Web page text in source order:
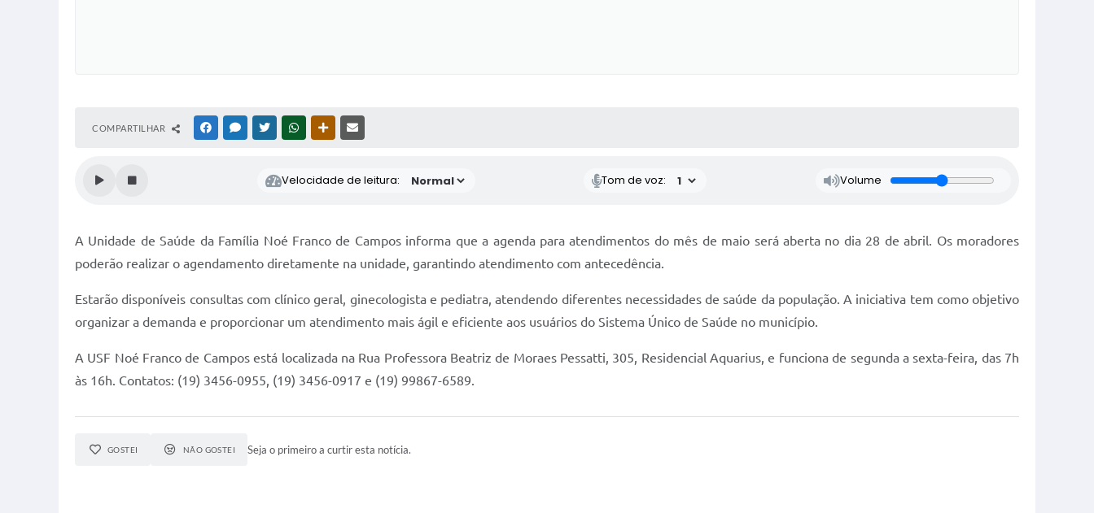
COMPARTILHAR FACEBOOKMESSENGER
TWITTERWHATSAPPOUTRAS MÍDIAS
Velocidade de leitura: Tom de voz: Volume
A Unidade de Saúde da Família Noé Franco de Campos informa que a agenda para atendimentos do mês de maio será aberta no dia 28 de abril. Os moradores
poderão realizar o agendamento diretamente na unidade, garantindo atendimento com antecedência.
Estarão disponíveis consultas com clínico geral, ginecologista e pediatra, atendendo diferentes necessidades de saúde da população. A iniciativa tem como objetivo
organizar a demanda e proporcionar um atendimento mais ágil e eficiente aos usuários do Sistema Único de Saúde no município.
A USF Noé Franco de Campos está localizada na Rua Professora Beatriz de Moraes Pessatti, 305, Residencial Aquarius, e funciona de segunda a sexta-feira, das 7h
às 16h. Contatos: (19) 3456-0955, (19) 3456-0917 e (19) 99867-6589.
GOSTEI NÃO GOSTEI Seja o primeiro a curtir esta notícia.